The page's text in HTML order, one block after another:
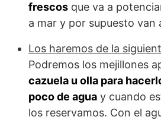
frescos que va a
a mar y por supuesto van
Los haremos de la
Podremos los mejillones
cazuela u olla para
poco de agua y cuando
los reservamos. Con el